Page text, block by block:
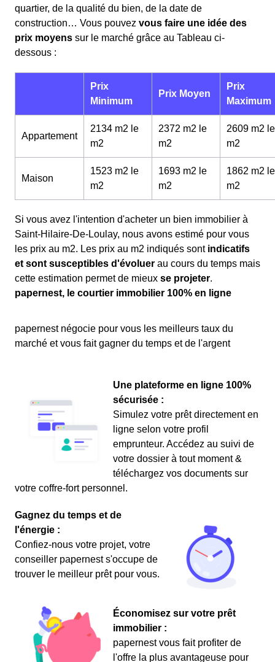
quartier, de la qualité du bien, de la date de
construction… Vous pouvez vous faire une idée des
prix moyens sur le marché grâce au Tableau ci-
dessous :
Prix
Minimum
Prix Moyen
Prix
Maximum
Appartement
2134 m2 le
m2
2372 m2 le
m2
2609 m2 le
m2
Maison
1523 m2 le
m2
1693 m2 le
m2
1862 m2 le
m2
Si vous avez l'intention d'acheter un bien immobilier à
Saint-Hilaire-De-Loulay, nous avons estimé pour vous
les prix au m2. Les prix au m2 indiqués sont indicatifs
et sont susceptibles d'évoluer au cours du temps mais
cette estimation permet de mieux se projeter.
papernest, le courtier immobilier 100% en ligne
papernest négocie pour vous les meilleurs taux du
marché et vous fait gagner du temps et de l'argent
Une plateforme en ligne 100%
sécurisée :
Simulez votre prêt directement en
ligne selon votre profil
emprunteur. Accédez au suivi de
votre dossier à tout moment &
téléchargez vos documents sur
votre coffre-fort personnel.
Gagnez du temps et de
l'énergie :
Confiez-nous votre projet, votre
conseiller papernest s'occupe de
trouver le meilleur prêt pour vous.
Économisez sur votre prêt
immobilier :
papernest vous fait profiter de
l'offre la plus avantageuse pour